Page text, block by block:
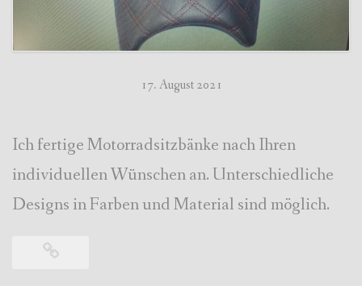
17. August 2021
Ich fertige Motorradsitzbänke nach Ihren
individuellen Wünschen an. Unterschiedliche
Designs in Farben und Material sind möglich.